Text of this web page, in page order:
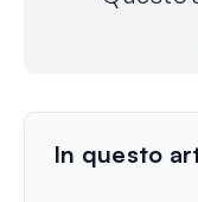
Ultimo
In questo